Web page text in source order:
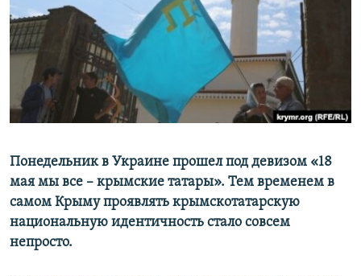
ПОБЕДИТЕЛЕЙ НЕ СУДЯТ?
КРЫМ.НЕПОКОРЕННЫЙ
ELIFBE
УКРАИНСКАЯ ПРОБЛЕМА КРЫМА
ПРИСОЕДИНЯЙТЕСЬ!
Понедельник в Украине прошел под девизом «18
мая мы все – крымские татары». Тем временем в
самом Крыму проявлять крымскотатарскую
национальную идентичность стало совсем
непросто.